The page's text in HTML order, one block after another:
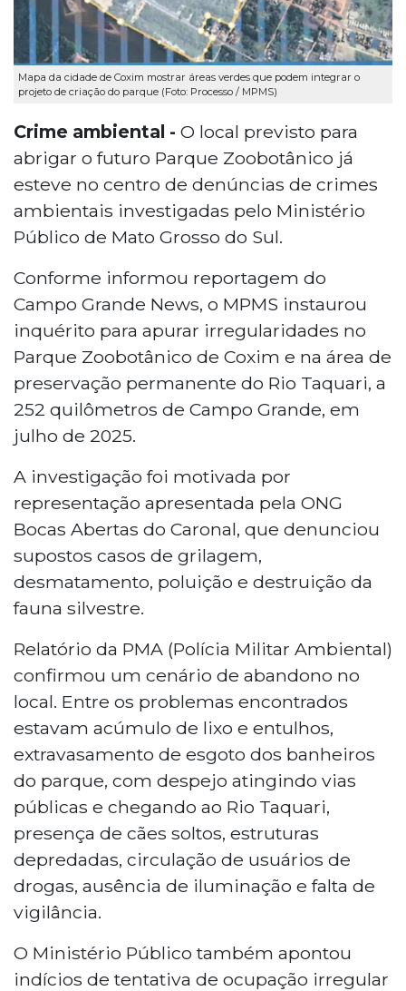
Mapa da cidade de Coxim mostrar áreas verdes que podem integrar o
projeto de criação do parque (Foto: Processo / MPMS)
Crime ambiental - O local previsto para
abrigar o futuro Parque Zoobotânico já
esteve no centro de denúncias de crimes
ambientais investigadas pelo Ministério
Público de Mato Grosso do Sul.
Conforme informou reportagem do
Campo Grande News, o MPMS instaurou
inquérito para apurar irregularidades no
Parque Zoobotânico de Coxim e na área de
preservação permanente do Rio Taquari, a
252 quilômetros de Campo Grande, em
julho de 2025.
A investigação foi motivada por
representação apresentada pela ONG
Bocas Abertas do Caronal, que denunciou
supostos casos de grilagem,
desmatamento, poluição e destruição da
fauna silvestre.
Relatório da PMA (Polícia Militar Ambiental)
confirmou um cenário de abandono no
local. Entre os problemas encontrados
estavam acúmulo de lixo e entulhos,
extravasamento de esgoto dos banheiros
do parque, com despejo atingindo vias
públicas e chegando ao Rio Taquari,
presença de cães soltos, estruturas
depredadas, circulação de usuários de
drogas, ausência de iluminação e falta de
vigilância.
O Ministério Público também apontou
indícios de tentativa de ocupação irregular